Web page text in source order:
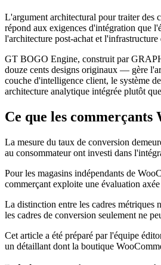
L'argument architectural pour traiter des
répond aux exigences d'intégration que
l'architecture post-achat et
GT BOGO Engine, construit par
douze cents designs originaux — gère
couche d'intelligence client, le système
architecture analytique intégrée plutôt
Ce que les
La mesure du taux de conversion
au consommateur ont investi dans
Pour les magasins indépendants de
commerçant exploite une évaluation
La distinction entre les cadres métriques
les cadres de conversion seulement ne
Cet article a été préparé par l'équipe
un détaillant dont la boutique